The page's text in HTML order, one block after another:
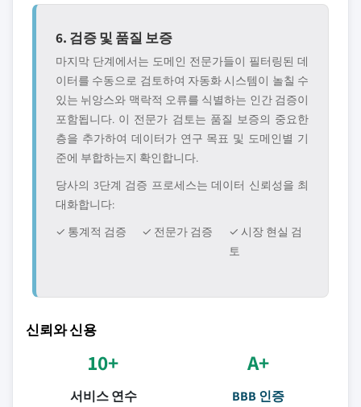
6. 검증 및 품질 보증
마지막 단계에서는 도메인 전문가들이 필터링된 데
이터를 수동으로 검토하여 자동화 시스템이 놀칠 수
있는 뉘앙스와 맥락적 오류를 식별하는 인간 검증이
포함됩니다. 이 전문가 검토는 품질 보증의 중요한
층을 추가하여 데이터가 연구 목표 및 도메인별 기
준에 부합하는지 확인합니다.
당사의 3단계 검증 프로세스는 데이터 신뢰성을 최
대화합니다:
✓ 통계적 검증
✓ 전문가 검증
✓ 시장 현실 검
토
신뢰와 신용
10+
서비스 연수
A+
BBB 인증